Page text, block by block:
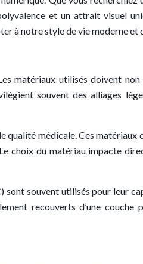
et un attrait visuel
à notre style de vie moderne et
matériaux utilisés doivent non
souvent des alliages
qualité médicale. Ces matériaux
choix du matériau impacte
sont souvent utilisés pour leur
recouverts d’une couche